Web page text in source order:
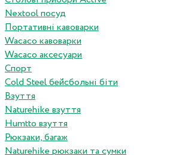
Nextool посуд
Портативні кавоварки
Wacaco кавоварки
Wacaco аксесуари
Спорт
Cold Steel бейсбольні біти
Взуття
Naturehike взуття
Humtto взуття
Рюкзаки, багаж
Naturehike рюкзаки та сумки